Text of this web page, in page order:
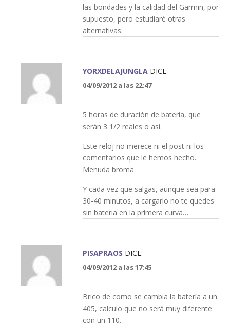
las bondades y la calidad del Garmin, por
supuesto, pero estudiaré otras
alternativas.
YORXDELAJUNGLA DICE:
04/09/2012 a las 22:47
5 horas de duración de bateria, que
serán 3 1/2 reales o así.
Este reloj no merece ni el post ni los
comentarios que le hemos hecho.
Menuda broma.
Y cada vez que salgas, aunque sea para
30-40 minutos, a cargarlo no te quedes
sin bateria en la primera curva…
PISAPRAOS DICE:
04/09/2012 a las 17:45
Brico de como se cambia la batería a un
405, calculo que no será muy diferente
con un 110.